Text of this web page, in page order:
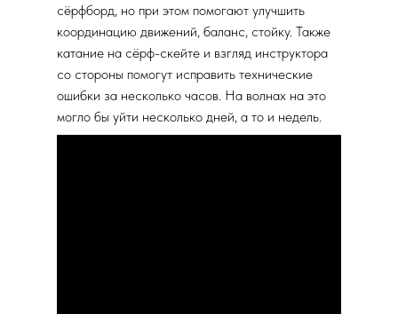
сёрфборд, но при этом помогают улучшить
координацию движений, баланс, стойку. Также
катание на сёрф-скейте и взгляд инструктора
со стороны помогут исправить технические
ошибки за несколько часов. На волнах на это
могло бы уйти несколько дней, а то и недель.